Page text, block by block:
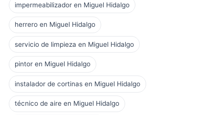
impermeabilizador en Miguel Hidalgo
herrero en Miguel Hidalgo
servicio de limpieza en Miguel Hidalgo
pintor en Miguel Hidalgo
instalador de cortinas en Miguel Hidalgo
técnico de aire en Miguel Hidalgo